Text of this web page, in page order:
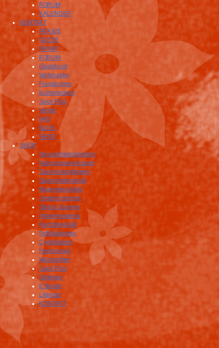
FORUM
KALENDER
KONTAKT
PRAXIS
GÄSTE
PRIVAT
FORUM
Gästebuch
Webmaster
Fragebogen
Kompendium
Juice Plus
Verein
FAQ
BLOG
SHOP
SHOP
Gesundheitsratgeber
Nahrungsergänzung
Taschenapotheken
Gewichtskontrolle
Magnetprodukte
Umkehrosmose
Oligos Scanner
Vitaminexpress
Rechtsregulat
Publikationen
Crystalswiss
Homeocard
Wasserfilter
Juice Plus
Software
E-Books
Literatur
KONTAKT